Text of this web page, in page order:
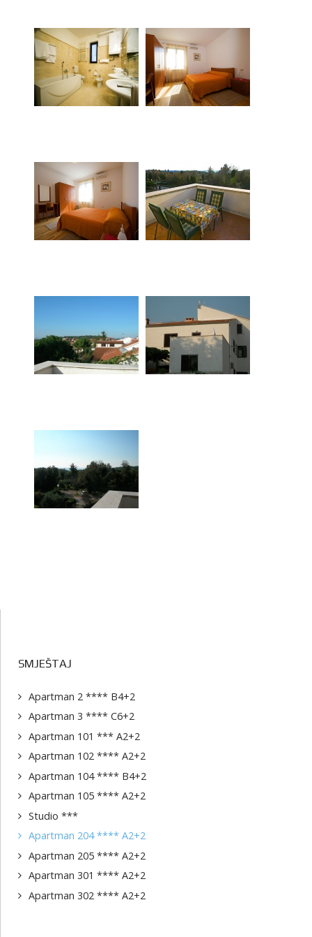
SMJEŠTAJ
Apartman 2 **** B4+2
Apartman 3 **** C6+2
Apartman 101 *** A2+2
Apartman 102 **** A2+2
Apartman 104 **** B4+2
Apartman 105 **** A2+2
Studio ***
Apartman 204 **** A2+2
Apartman 205 **** A2+2
Apartman 301 **** A2+2
Apartman 302 **** A2+2